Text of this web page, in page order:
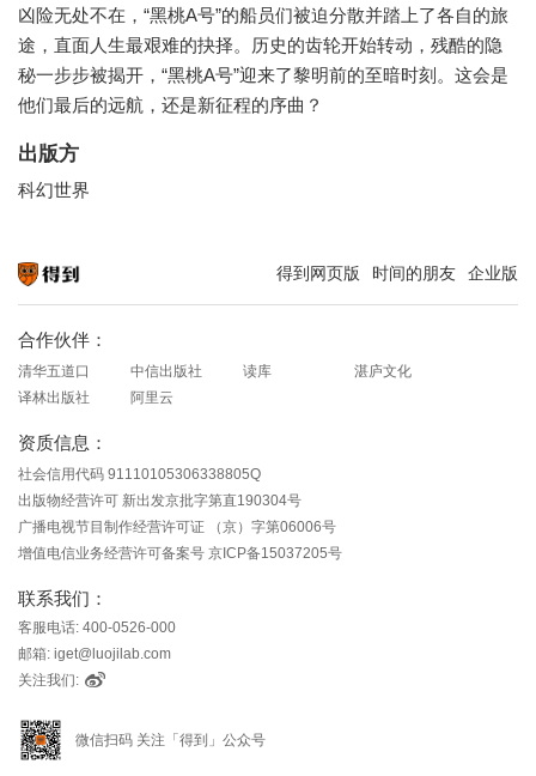
凶险无处不在，“黑桃A号”的船员们被迫分散并踏上了各自的旅
途，直面人生最艰难的抉择。历史的齿轮开始转动，残酷的隐
秘一步步被揭开，“黑桃A号”迎来了黎明前的至暗时刻。这会是
他们最后的远航，还是新征程的序曲？
出版方
科幻世界
得到网页版 时间的朋友 企业版
合作伙伴：
清华五道口 中信出版社 读库
湛庐文化
译林出版社
阿里云
资质信息：
社会信用代码 91110105306338805Q
出版物经营许可 新出发京批字第直190304号
广播电视节目制作经营许可证 （京）字第06006号
增值电信业务经营许可备案号 京ICP备15037205号
联系我们：
客服电话: 400-0526-000
邮箱: iget@luojilab.com
关注我们:
微信扫码 关注「得到」公众号